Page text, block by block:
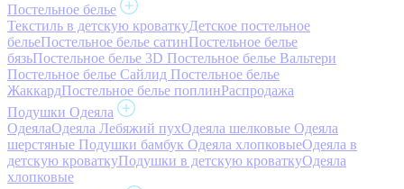
Постельное белье
Текстиль в детскую кроваткуДетское постельное
бельеПостельное белье сатинПостельное белье
бязьПостельное белье 3D Постельное белье Вальтери
Постельное белье Сайлид Постельное белье
ЖаккардПостельное белье поплинРаспродажа
Подушки Одеяла
ОдеялаОдеяла Лебяжий пухОдеяла шелковые Одеяла
шерстяные Подушки бамбук Одеяла хлопковыеОдеяла в
детскую кроваткуПодушки в детскую кроваткуОдеяла
хлопковые